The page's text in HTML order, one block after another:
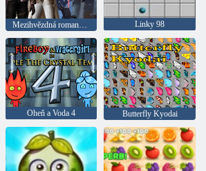
Mezihvězdná romance Star Wars Linky 98
Oheň a Voda 4 Butterfly Kyodai